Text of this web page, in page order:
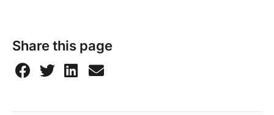
Share this page